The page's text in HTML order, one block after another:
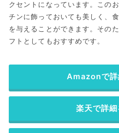
クセントになっています。この
チンに飾っておいても美しく、
を与えることができます。その
フトとしてもおすすめです。
Amazonで詳
楽天で詳細